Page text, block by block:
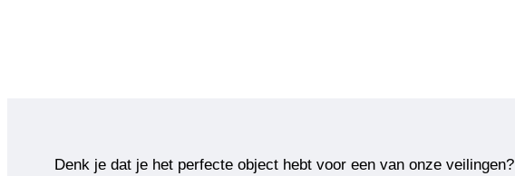
Denk je dat je het perfecte object hebt voor een van onze veilingen?